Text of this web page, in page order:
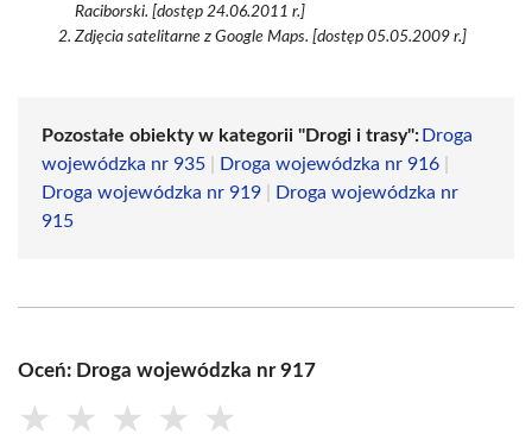
Raciborski. [dostęp 24.06.2011 r.]
Zdjęcia satelitarne z Google Maps. [dostęp 05.05.2009 r.]
Pozostałe obiekty w kategorii "Drogi i trasy": Droga
wojewódzka nr 935
Droga wojewódzka nr 916
Droga wojewódzka nr 919
Droga wojewódzka nr
915
Oceń: Droga wojewódzka nr 917
★ ★ ★ ★ ★